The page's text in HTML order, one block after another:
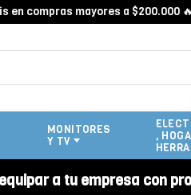
compras mayores a $200.000 🔥
MONITORES
Y TV
,
a tu empresa con